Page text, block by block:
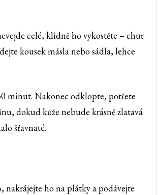
celé, klidně ho vykostěte – chuť
kousek másla nebo sádla, lehce
minut. Nakonec odklopte, potřete
dokud kůže nebude krásně zlatavá
šťavnaté.
ho na plátky a podávejte